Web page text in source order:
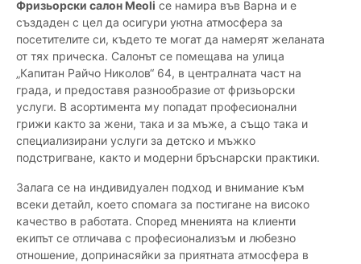
Фризьорски салон Meoli се намира във Варна и е
създаден с цел да осигури уютна атмосфера за
посетителите си, където те могат да намерят желаната
от тях прическа. Салонът се помещава на улица
„Капитан Райчо Николов“ 64, в централната част на
града, и предоставя разнообразие от фризьорски
услуги. В асортимента му попадат професионални
грижи както за жени, така и за мъже, а също така и
специализирани услуги за детско и мъжко
подстригване, както и модерни бръснарски практики.
Залага се на индивидуален подход и внимание към
всеки детайл, което спомага за постигане на високо
качество в работата. Според мненията на клиенти
екипът се отличава с професионализъм и любезно
отношение, допринасяйки за приятната атмосфера в